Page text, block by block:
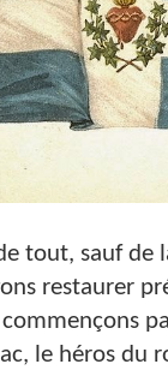
tout, sauf de
restaurer
le héros du